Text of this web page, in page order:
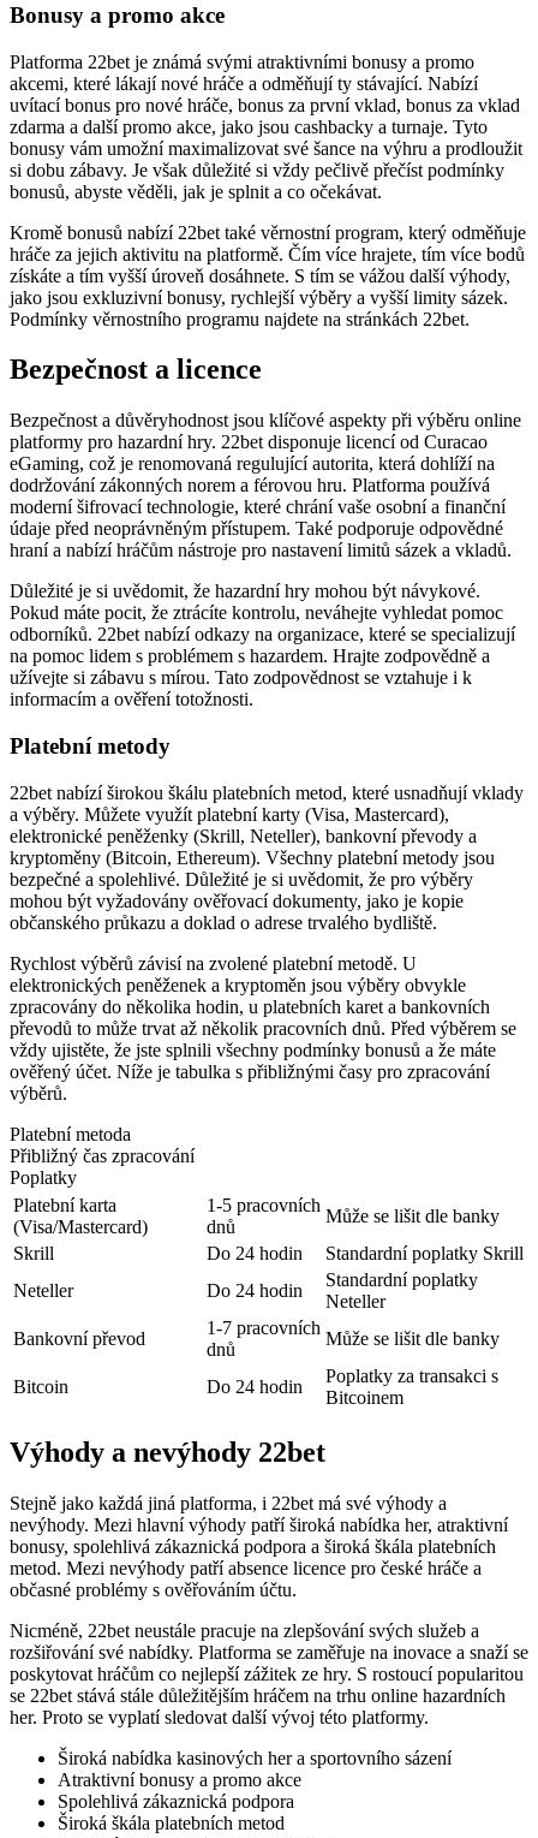
akcemi, které lákají nové hráče a odměňují ty stávající. Nabízí
uvítací bonus pro nové hráče, bonus za první vklad, bonus za vklad
zdarma a další promo akce, jako jsou cashbacky a turnaje. Tyto
bonusy vám umožní maximalizovat své šance na výhru a prodloužit
si dobu zábavy. Je však důležité si vždy pečlivě přečíst podmínky
bonusů, abyste věděli, jak je splnit a co očekávat.
Kromě bonusů nabízí 22bet také věrnostní program, který odměňuje
hráče za jejich aktivitu na platformě. Čím více hrajete, tím více bodů
získáte a tím vyšší úroveň dosáhnete. S tím se vážou další výhody,
jako jsou exkluzivní bonusy, rychlejší výběry a vyšší limity sázek.
Podmínky věrnostního programu najdete na stránkách 22bet.
Bezpečnost a licence
platformy pro hazardní hry. 22bet disponuje licencí od Curacao
eGaming, což je renomovaná regulující autorita, která dohlíží na
dodržování zákonných norem a férovou hru. Platforma používá
moderní šifrovací technologie, které chrání vaše osobní a finanční
údaje před neoprávněným přístupem. Také podporuje odpovědné
hraní a nabízí hráčům nástroje pro nastavení limitů sázek a vkladů.
Důležité je si uvědomit, že hazardní hry mohou být návykové.
Pokud máte pocit, že ztrácíte kontrolu, neváhejte vyhledat pomoc
odborníků. 22bet nabízí odkazy na organizace, které se specializují
na pomoc lidem s problémem s hazardem. Hrajte zodpovědně a
užívejte si zábavu s mírou. Tato zodpovědnost se vztahuje i k
informacím a ověření totožnosti.
Platební metody
a výběry. Můžete využít platební karty (Visa, Mastercard),
elektronické peněženky (Skrill, Neteller), bankovní převody a
kryptoměny (Bitcoin, Ethereum). Všechny platební metody jsou
bezpečné a spolehlivé. Důležité je si uvědomit, že pro výběry
mohou být vyžadovány ověřovací dokumenty, jako je kopie
občanského průkazu a doklad o adrese trvalého bydliště.
Rychlost výběrů závisí na zvolené platební metodě. U
elektronických peněženek a kryptoměn jsou výběry obvykle
zpracovány do několika hodin, u platebních karet a bankovních
převodů to může trvat až několik pracovních dnů. Před výběrem se
vždy ujistěte, že jste splnili všechny podmínky bonusů a že máte
ověřený účet. Níže je tabulka s přibližnými časy pro zpracování
výběrů.
Platební metoda
Přibližný čas zpracování
Poplatky
Platební karta
(Visa/Mastercard)
Skrill
Neteller
Do 24 hodin
Standardní poplatky
Neteller
Bankovní převod
1-7 pracovních
Může se lišit dle banky
Poplatky za transakci s
Výhody a nevýhody 22bet
nevýhody. Mezi hlavní výhody patří široká nabídka her, atraktivní
bonusy, spolehlivá zákaznická podpora a široká škála platebních
metod. Mezi nevýhody patří absence licence pro české hráče a
občasné problémy s ověřováním účtu.
Nicméně, 22bet neustále pracuje na zlepšování svých služeb a
rozšiřování své nabídky. Platforma se zaměřuje na inovace a snaží se
poskytovat hráčům co nejlepší zážitek ze hry. S rostoucí popularitou
se 22bet stává stále důležitějším hráčem na trhu online hazardních
her. Proto se vyplatí sledovat další vývoj této platformy.
Široká nabídka kasinových her a sportovního sázení
Atraktivní bonusy a promo akce
Spolehlivá zákaznická podpora
Široká škála platebních metod
Mobilní aplikace pro pohodlnou hru
Závěrem